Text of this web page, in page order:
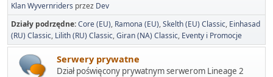
Klan Wyvernriders przez Dev
Działy podrzędne Core (EU) Ramona (EU) Skelth (EU) Classic Einhasad
(RU) Classic Lilith (RU) Classic Giran (NA) Classic Eventy i Promocje
Serwery prywatne
Dział poświęcony prywatnym serwerom Lineage 2